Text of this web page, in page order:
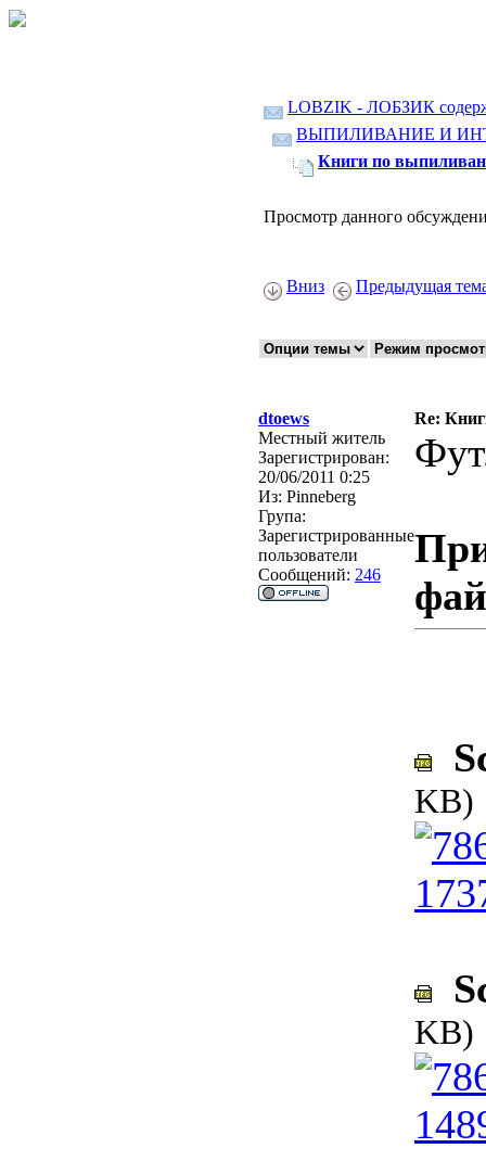
LOBZIK - ЛОБЗИК
ВЫПИЛИВАНИЕ И
Книги по
Просмотр данного
Вниз Предыдущая
dtoews
Re:
Местный житель
Зарегистрирован:
20/06/2011 0:25
Из: Pinneberg
Група:
Зарегистрированные
пользователи
Сообщений: 246
KB)
KB)